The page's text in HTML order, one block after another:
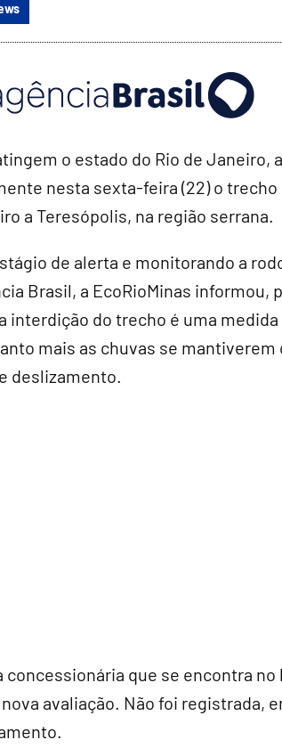
o estado do Rio de Janeiro,
nesta sexta-feira (22) o trecho
a Teresópolis, na região serrana.
de alerta e monitorando a
Brasil, a EcoRioMinas informou,
interdição do trecho é uma
mais as chuvas se
deslizamento.
concessionária que se encontra no
avaliação. Não foi registrada,